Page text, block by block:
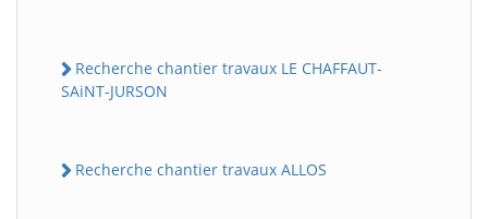
Recherche chantier travaux LE CHAFFAUT-
SAiNT-JURSON
Recherche chantier travaux ALLOS